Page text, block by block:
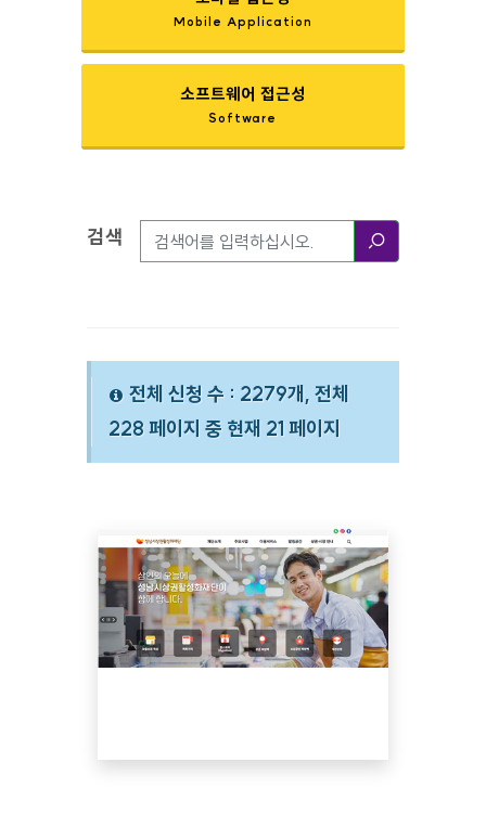
Mobile Application
소프트웨어 접근성
Software
검색옵션
검색
전체 신청 수 : 2279개, 전체
228 페이지 중 현재 21 페이지